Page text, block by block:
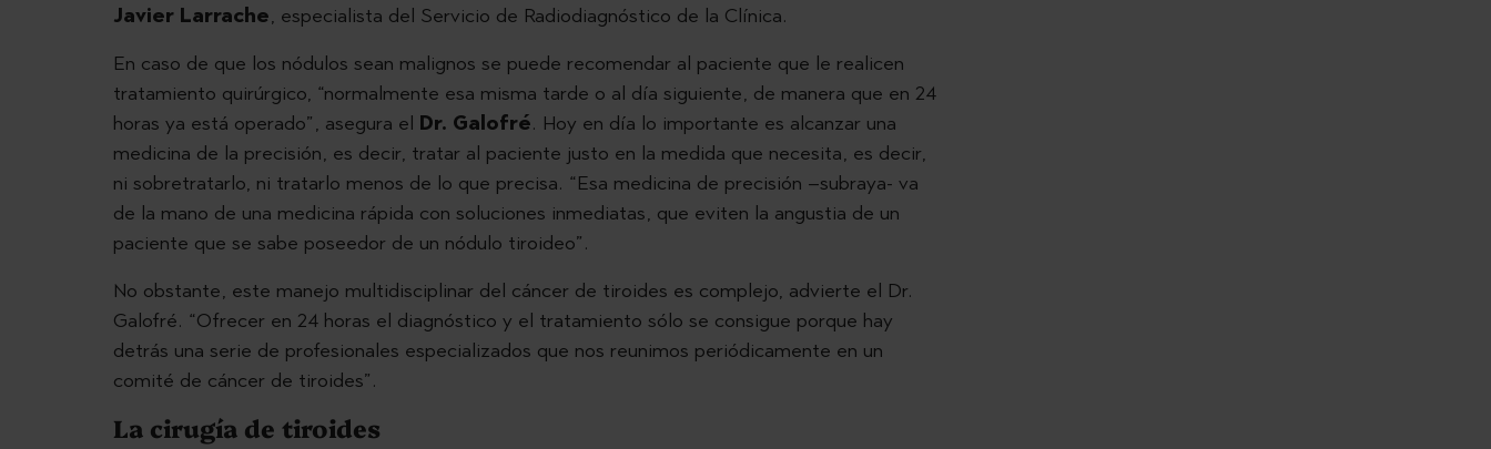
Javier Larrache, especialista del Servicio de Radiodiagnóstico de la Clínica.
En caso de que los nódulos sean malignos se puede recomendar al paciente que le realicen
tratamiento quirúrgico, “normalmente esa misma tarde o al día siguiente, de manera que en 24
horas ya está operado”, asegura el Dr. Galofré. Hoy en día lo importante es alcanzar una
medicina de la precisión, es decir, tratar al paciente justo en la medida que necesita, es decir,
ni sobretratarlo, ni tratarlo menos de lo que precisa. “Esa medicina de precisión –subraya- va
de la mano de una medicina rápida con soluciones inmediatas, que eviten la angustia de un
paciente que se sabe poseedor de un nódulo tiroideo”.
No obstante, este manejo multidisciplinar del cáncer de tiroides es complejo, advierte el Dr.
Galofré. “Ofrecer en 24 horas el diagnóstico y el tratamiento sólo se consigue porque hay
detrás una serie de profesionales especializados que nos reunimos periódicamente en un
comité de cáncer de tiroides”.
La cirugía de tiroides